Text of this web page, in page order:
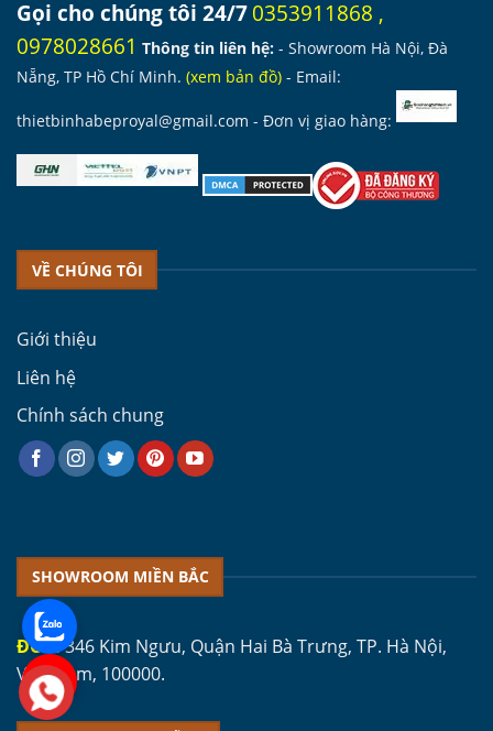
Gọi cho chúng tôi 24/70353911868 ,
0978028661 Thông tin liên hệ: - Showroom Hà Nội, Đà
Nẵng, TP Hồ Chí Minh. (xem bản đồ) - Email:
thietbinhabeproyal@gmail.com - Đơn vị giao hàng:
VỀ CHÚNG TÔI
Giới thiệu
Liên hệ
Chính sách chung
SHOWROOM MIỀN BẮC
ĐC 1:346 Kim Ngưu, Quận Hai Bà Trưng, TP. Hà Nội,
Việt Nam, 100000.